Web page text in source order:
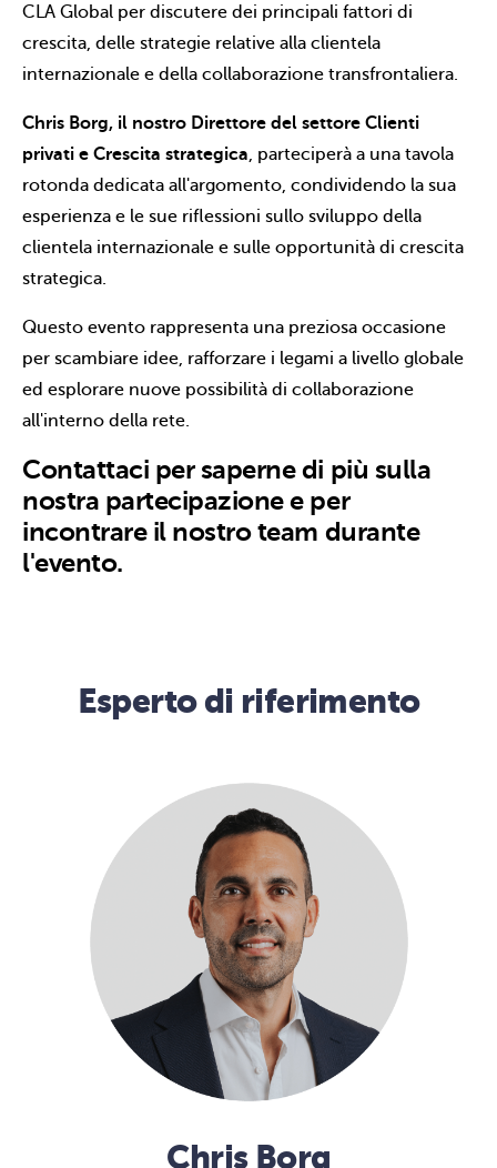
CLA Global per discutere dei principali fattori di
crescita, delle strategie relative alla clientela
internazionale e della collaborazione transfrontaliera.
Chris Borg, il nostro Direttore del settore Clienti
privati e Crescita strategica , parteciperà a una tavola
rotonda dedicata all'argomento, condividendo la sua
esperienza e le sue riflessioni sullo sviluppo della
clientela internazionale e sulle opportunità di crescita
strategica.
Questo evento rappresenta una preziosa occasione
per scambiare idee, rafforzare i legami a livello globale
ed esplorare nuove possibilità di collaborazione
all'interno della rete.
Contattaci per saperne di più sulla
nostra partecipazione e per
incontrare il nostro team durante
l'evento.
Esperto di riferimento
Chris Borg